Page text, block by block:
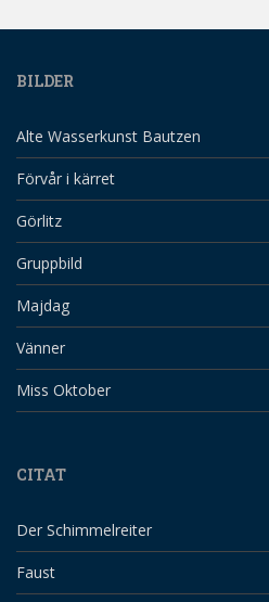
BILDER
Alte Wasserkunst Bautzen
Förvår i kärret
Görlitz
Gruppbild
Majdag
Vänner
Miss Oktober
CITAT
Der Schimmelreiter
Faust